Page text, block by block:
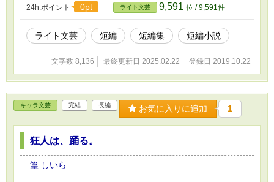
24h.ポイント 0pt ライト文芸 9,591 位 / 9,591件
ライト文芸 短編 短編集 短編小説
文字数 8,136 最終更新日 2025.02.22 登録日 2019.10.22
キャラ文芸 完結 長編 お気に入りに追加 1
狂人は、踊る。
篁 しいら